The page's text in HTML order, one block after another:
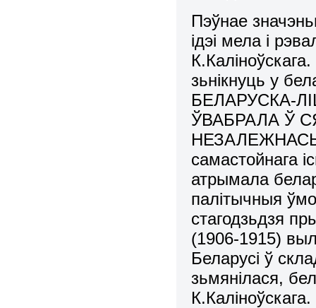
Пэўнае
ідэі мела і
зьнікнуць у
БЕЛАРУСКА-
ЎВАБРАЛА Ў
самастойнага
атрымала
палітычныя
стагодзьдзя
(1906-1915)
Беларусі ў
зьмянілася,
К.Каліноўскага.